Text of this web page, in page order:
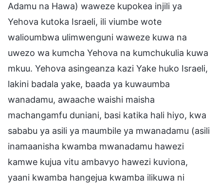
Adamu na Hawa) waweze kupokea injili ya
Yehova kutoka Israeli, ili viumbe wote
walioumbwa ulimwenguni waweze kuwa na
uwezo wa kumcha Yehova na kumchukulia kuwa
mkuu. Yehova asingeanza kazi Yake huko Israeli,
lakini badala yake, baada ya kuwaumba
wanadamu, awaache waishi maisha
machangamfu duniani, basi katika hali hiyo, kwa
sababu ya asili ya maumbile ya mwanadamu (asili
inamaanisha kwamba mwanadamu hawezi
kamwe kujua vitu ambavyo hawezi kuviona,
yaani kwamba hangejua kwamba ilikuwa ni